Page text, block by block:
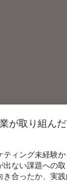
り組んだマ
グ未経験からの
課題への取り組
たか、実践的な